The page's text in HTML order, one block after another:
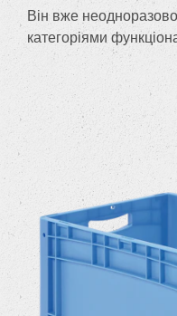
Він вже
категоріями